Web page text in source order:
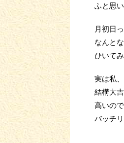
ふと思
月初日
なんと
ひいて
実は私
結構大
高いの
バッチ